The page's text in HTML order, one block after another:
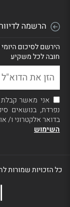
הרשמה לדיוור
הירשם לסיכום
חובה לכל משקיע
אני מאשר קבלת
נפרדת, בנושאים
בדואר אלקטרוני ו/
השימוש
כל הזכויות שמורות